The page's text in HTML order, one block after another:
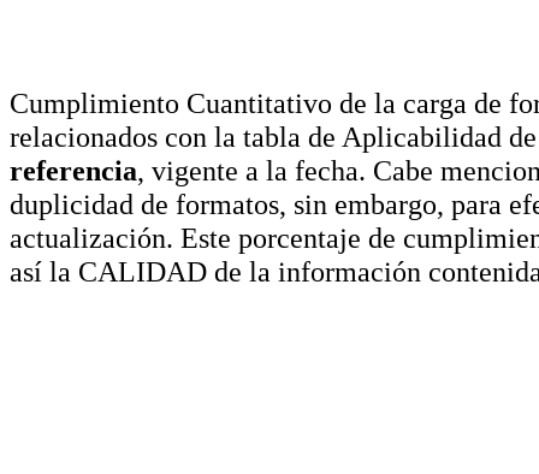
Cumplimiento Cuantitativo de la carga de
relacionados con la tabla de Aplicabilidad
referencia, vigente a la fecha. Cabe
duplicidad de formatos, sin embargo, para
actualización. Este porcentaje de
así la CALIDAD de la información